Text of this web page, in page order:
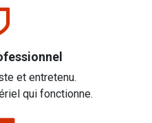
et entretenu.
qui fonctionne.